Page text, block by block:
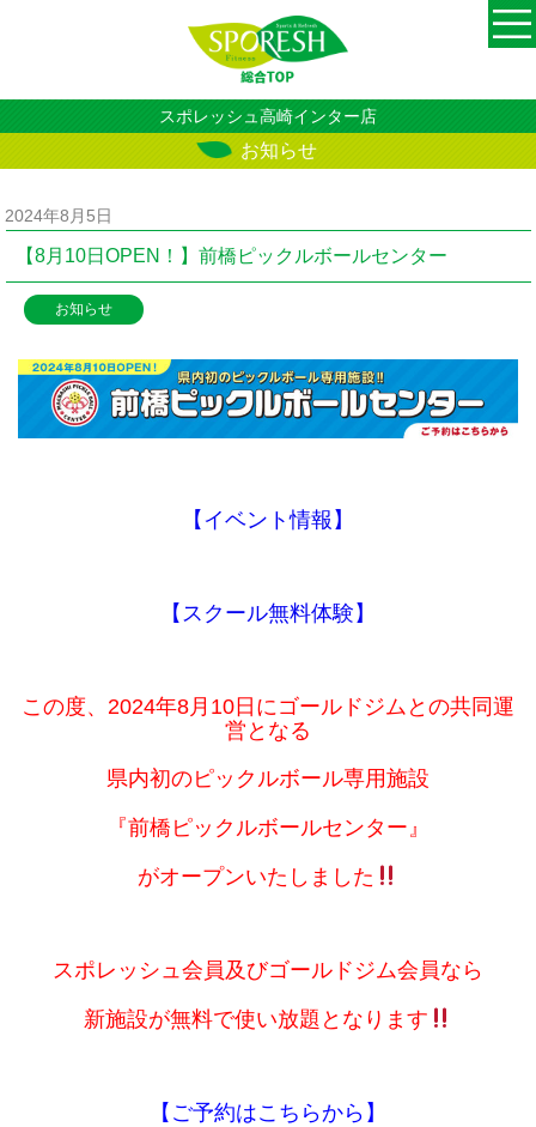
スポレッシュ高崎インター店
お知らせ
2024年8月5日
【8月10日OPEN！】前橋ピックルボールセンター
お知らせ
【イベント情報】
【スクール無料体験】
この度、2024年8月10日にゴールドジムとの共同運
営となる
県内初のピックルボール専用施設
『前橋ピックルボールセンター』
がオープンいたしました
スポレッシュ会員及びゴールドジム会員なら
新施設が無料で使い放題となります
【ご予約はこちらから】